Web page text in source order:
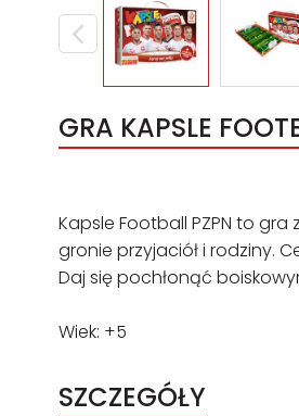
GRA KAPSLE
Kapsle Football PZPN to
gronie przyjaciół i rodziny.
Daj się pochłonąć
Wiek: +5
SZCZEGÓŁY